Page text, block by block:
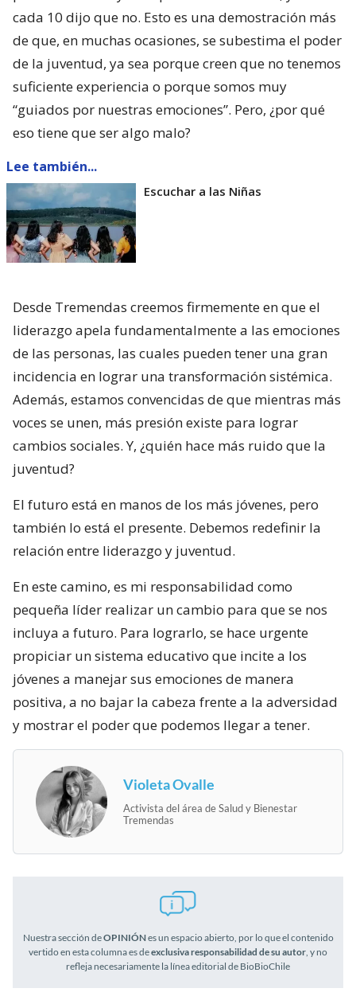
cada 10 dijo que no. Esto es una demostración más
de que, en muchas ocasiones, se subestima el poder
de la juventud, ya sea porque creen que no tenemos
suficiente experiencia o porque somos muy
“guiados por nuestras emociones”. Pero, ¿por qué
eso tiene que ser algo malo?
Lee también...
Escuchar a las Niñas
Desde Tremendas creemos firmemente en que el
liderazgo apela fundamentalmente a las emociones
de las personas, las cuales pueden tener una gran
incidencia en lograr una transformación sistémica.
Además, estamos convencidas de que mientras más
voces se unen, más presión existe para lograr
cambios sociales. Y, ¿quién hace más ruido que la
juventud?
El futuro está en manos de los más jóvenes, pero
también lo está el presente. Debemos redefinir la
relación entre liderazgo y juventud.
En este camino, es mi responsabilidad como
pequeña líder realizar un cambio para que se nos
incluya a futuro. Para lograrlo, se hace urgente
propiciar un sistema educativo que incite a los
jóvenes a manejar sus emociones de manera
positiva, a no bajar la cabeza frente a la adversidad
y mostrar el poder que podemos llegar a tener.
Violeta Ovalle
Activista del área de Salud y Bienestar
Tremendas
Nuestra sección deOPINIÓNes un espacio abierto, por lo que el contenido
vertido en esta columna es deexclusiva responsabilidad de su autor , y no
refleja necesariamente la línea editorial de BioBioChile